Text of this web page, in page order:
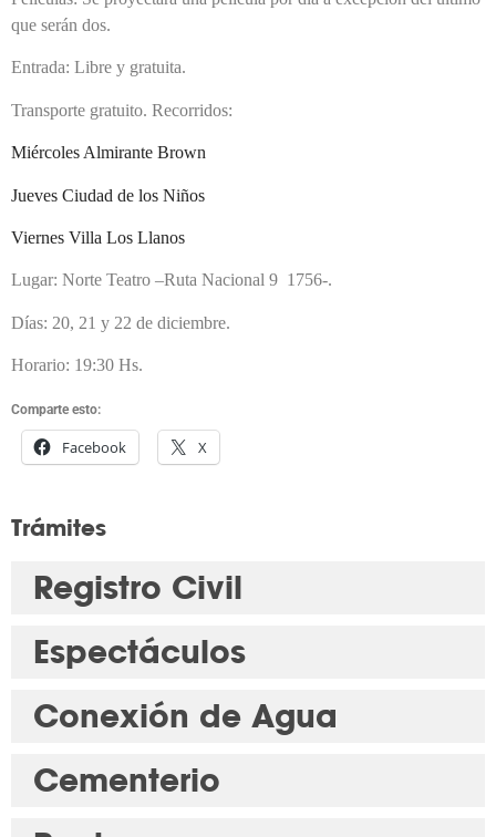
que serán dos.
Entrada: Libre y gratuita.
Transporte gratuito. Recorridos:
Miércoles Almirante Brown
Jueves Ciudad de los Niños
Viernes Villa Los Llanos
Lugar: Norte Teatro –Ruta Nacional 9 1756-.
Días: 20, 21 y 22 de diciembre.
Horario: 19:30 Hs.
Comparte esto:
Facebook X
Trámites
Registro Civil
Espectáculos
Conexión de Agua
Cementerio